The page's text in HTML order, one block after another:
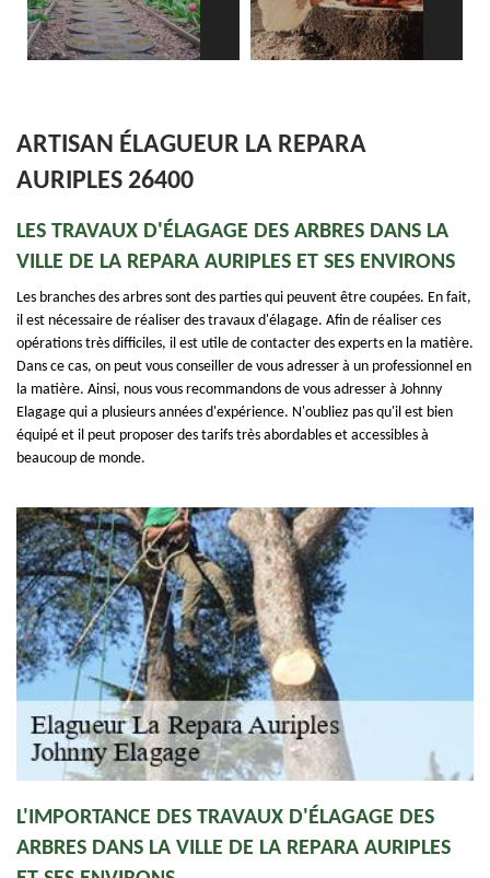
ARTISAN ÉLAGUEUR LA REPARA
AURIPLES 26400
LES TRAVAUX D'ÉLAGAGE DES ARBRES DANS LA
VILLE DE LA REPARA AURIPLES ET SES ENVIRONS
Les branches des arbres sont des parties qui peuvent être coupées. En fait,
il est nécessaire de réaliser des travaux d'élagage. Afin de réaliser ces
opérations très difficiles, il est utile de contacter des experts en la matière.
Dans ce cas, on peut vous conseiller de vous adresser à un professionnel en
la matière. Ainsi, nous vous recommandons de vous adresser à Johnny
Elagage qui a plusieurs années d'expérience. N'oubliez pas qu'il est bien
équipé et il peut proposer des tarifs très abordables et accessibles à
beaucoup de monde.
L'IMPORTANCE DES TRAVAUX D'ÉLAGAGE DES
ARBRES DANS LA VILLE DE LA REPARA AURIPLES